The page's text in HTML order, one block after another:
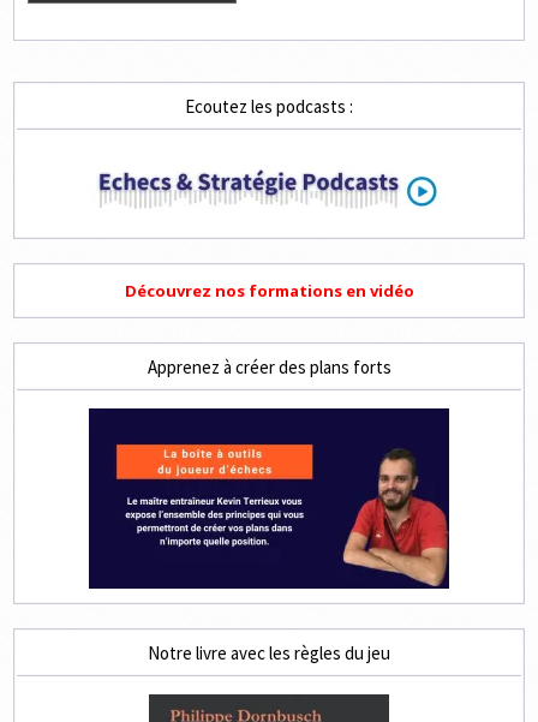
Ecoutez les podcasts :
Découvrez nos formations en vidéo
Apprenez à créer des plans forts
Notre livre avec les règles du jeu